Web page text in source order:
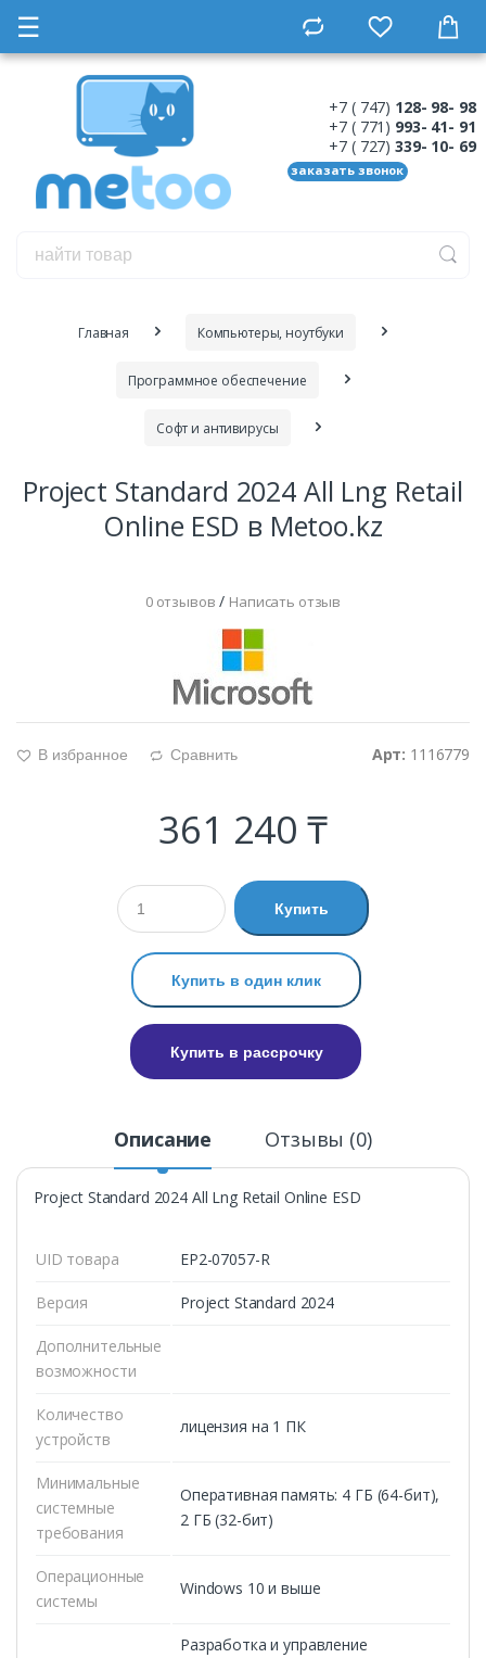
☰
+7 ( 747) 128- 98- 98
+7 ( 771) 993- 41- 91
+7 ( 727) 339- 10- 69
заказать звонок
Главная Компьютеры, ноутбуки
Программное обеспечение
Софт и антивирусы
Project Standard 2024 All Lng Retail
Online ESD в Metoo.kz
0 отзывов / Написать отзыв
Арт: 1116779
g В избранное d Сравнить
361 240 ₸
Купить
Купить в один клик
Купить в рассрочку
Описание Отзывы (0)
Project Standard 2024 All Lng Retail Online ESD
UID товара EP2-07057-R
Версия Project Standard 2024
Дополнительные
возможности
Количество
устройств
лицензия на 1 ПК
Минимальные
системные
требования
Оперативная память: 4 ГБ (64-бит),
2 ГБ (32-бит)
Операционные
системы
Windows 10 и выше
Разработка и управление